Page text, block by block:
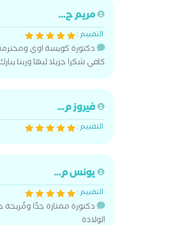
مريم ح...
التقييم :
دكتورة كويسة اوي
كافي شكرا جزيلا ليها وربنا
فيروز م...
التقييم :
يونس م...
التقييم :
دكنورة ممتازة جدًا
الولادة